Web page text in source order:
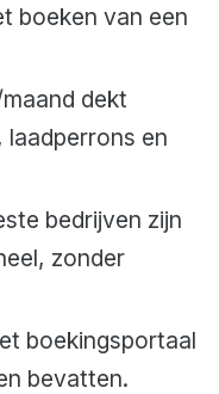
boeken van een
dekt
en
bedrijven zijn
zonder
boekingsportaal
bevatten.